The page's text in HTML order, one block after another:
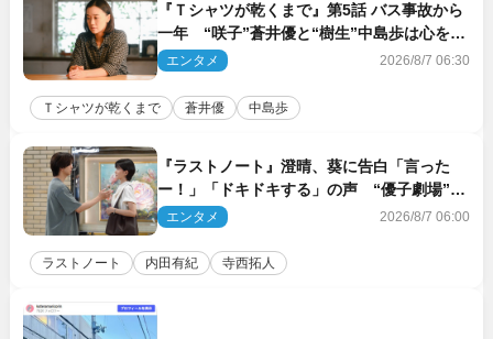
『Ｔシャツが乾くまで』第5話 バス事故から
一年 “咲子”蒼井優と“樹生”中島歩は心を許
しあえる関係に
エンタメ 2026/8/7 06:30
Ｔシャツが乾くまで 蒼井優 中島歩
『ラストノート』澄晴、葵に告白「言った
ー！」「ドキドキする」の声 “優子劇場”も
話題
エンタメ 2026/8/7 06:00
ラストノート 内田有紀 寺西拓人